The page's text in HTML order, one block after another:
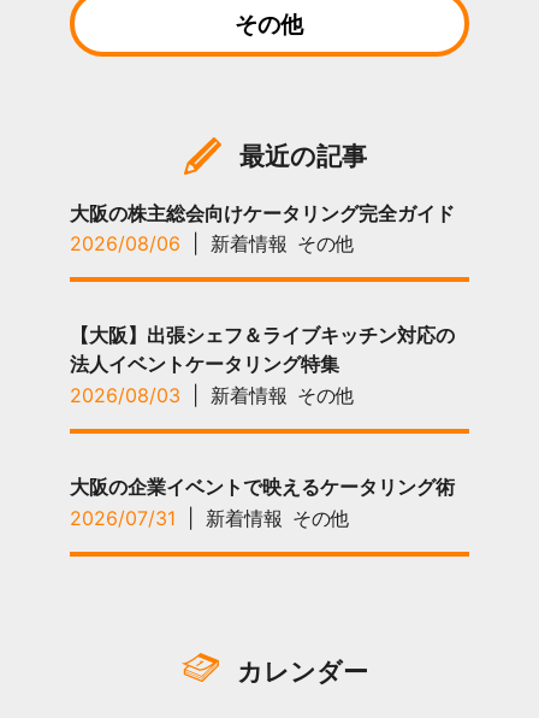
その他
最近の記事
大阪の株主総会向けケータリング完全ガイド
2026/08/06
新着情報 その他
【大阪】出張シェフ＆ライブキッチン対応の
法人イベントケータリング特集
2026/08/03
新着情報 その他
大阪の企業イベントで映えるケータリング術
2026/07/31
新着情報 その他
カレンダー